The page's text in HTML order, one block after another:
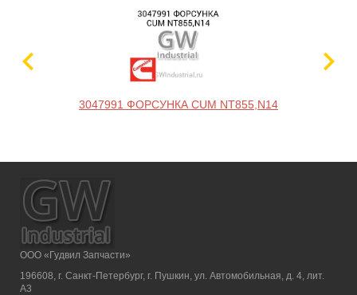
3047991 ФОРСУНКА CUM NT855,N14
ООО «Гудвил Запчасти»
196608, г. Санкт-Петербург, г. Пушкин, ул. Автомобильная, д. 4, лит.
А3